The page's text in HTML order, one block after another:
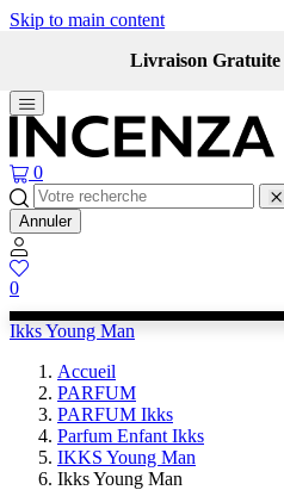
Skip to main content
Livraison Gratuite
0
Annuler
0
Ikks Young Man
Accueil
PARFUM
PARFUM Ikks
Parfum Enfant Ikks
IKKS Young Man
Ikks Young Man